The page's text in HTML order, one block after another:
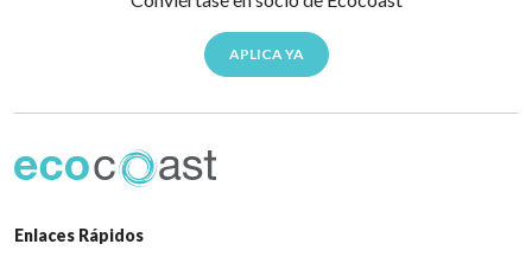
APLICA YA
Enlaces Rápidos